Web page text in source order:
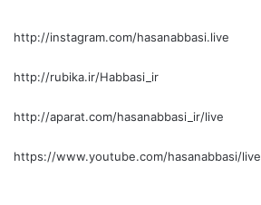
http://instagram.com/hasanabbasi.live
http://rubika.ir/Habbasi_ir
http://aparat.com/hasanabbasi_ir/live
https://www.youtube.com/hasanabbasi/live